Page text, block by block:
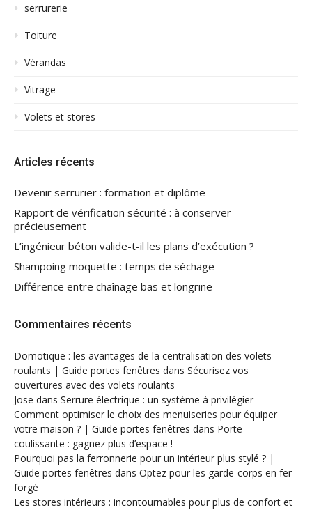
serrurerie
Toiture
Vérandas
Vitrage
Volets et stores
Articles récents
Devenir serrurier : formation et diplôme
Rapport de vérification sécurité : à conserver
précieusement
L’ingénieur béton valide-t-il les plans d’exécution ?
Shampoing moquette : temps de séchage
Différence entre chaînage bas et longrine
Commentaires récents
Domotique : les avantages de la centralisation des volets
roulants | Guide portes fenêtres dans Sécurisez vos
ouvertures avec des volets roulants
Jose dans Serrure électrique : un système à privilégier
Comment optimiser le choix des menuiseries pour équiper
votre maison ? | Guide portes fenêtres dans Porte
coulissante : gagnez plus d’espace !
Pourquoi pas la ferronnerie pour un intérieur plus stylé ? |
Guide portes fenêtres dans Optez pour les garde-corps en fer
forgé
Les stores intérieurs : incontournables pour plus de confort et